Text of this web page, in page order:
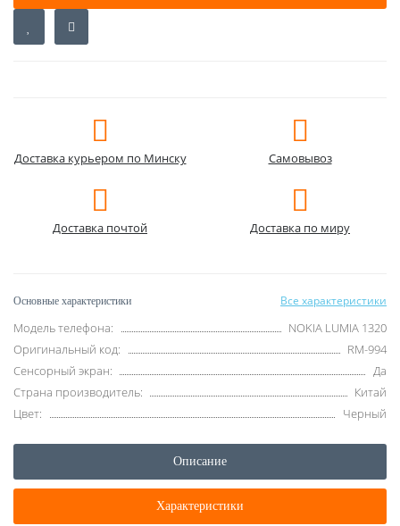
Доставка курьером по Минску Самовывоз
Доставка почтой Доставка по миру
Основные характеристики Все характеристики
Модель телефона:
NOKIA LUMIA 1320
Оригинальный код:
RM-994
Сенсорный экран:
Да
Страна производитель:
Китай
Цвет:
Черный
Описание
Характеристики